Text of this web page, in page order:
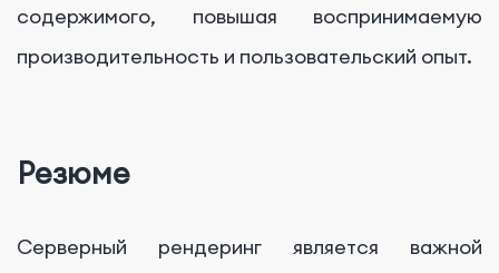
содержимого, повышая воспринимаемую
производительность и пользовательский опыт.
Резюме
Серверный рендеринг является важной